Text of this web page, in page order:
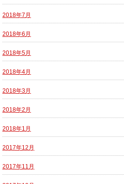
2018年7月
2018年6月
2018年5月
2018年4月
2018年3月
2018年2月
2018年1月
2017年12月
2017年11月